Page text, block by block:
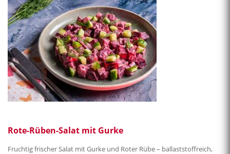
Rote-Rüben-Salat mit Gurke
Fruchtig frischer Salat mit Gurke und Roter Rübe – ballaststoffreich,